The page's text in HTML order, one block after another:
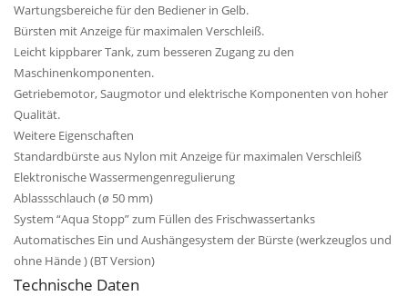
Wartungsbereiche für den Bediener in Gelb.
Bürsten mit Anzeige für maximalen Verschleiß.
Leicht kippbarer Tank, zum besseren Zugang zu den
Maschinenkomponenten.
Getriebemotor, Saugmotor und elektrische Komponenten von hoher
Qualität.
Weitere Eigenschaften
Standardbürste aus Nylon mit Anzeige für maximalen Verschleiß
Elektronische Wassermengenregulierung
Ablassschlauch (ø 50 mm)
System “Aqua Stopp” zum Füllen des Frischwassertanks
Automatisches Ein und Aushängesystem der Bürste (werkzeuglos und
ohne Hände ) (BT Version)
Technische Daten